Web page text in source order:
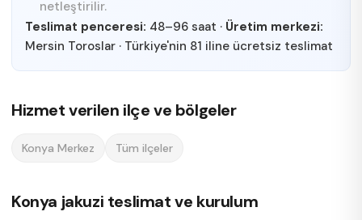
netleştirilir.
Teslimat penceresi: 48–96 saat · Üretim merkezi:
Mersin Toroslar · Türkiye'nin 81 iline ücretsiz teslimat
Hizmet verilen ilçe ve bölgeler
Konya Merkez Tüm ilçeler
Konya jakuzi teslimat ve kurulum